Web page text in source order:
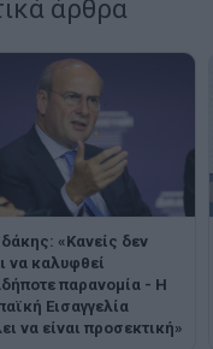
άρθρα
«Κανείς δεν
να καλυφθεί
παρανομία - Η
Εισαγγελία
να είναι προσεκτική»